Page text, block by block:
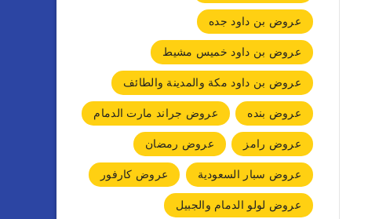
عروض بن داود جده
عروض بن داود خميس مشيط
عروض بن داود مكة والمدينة والطائف
عروض بنده
عروض جراند مارت الدمام
عروض رامز
عروض رمضان
عروض سبار السعودية
عروض كارفور
عروض لولو الدمام والجبيل